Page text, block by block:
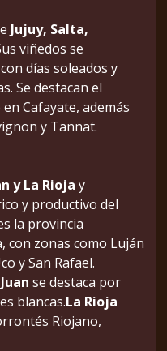
Jujuy, Salta,
viñedos se
días soleados y
Se destacan el
Cafayate, además
y Tannat.
y La Rioja y
y productivo del
la provincia
con zonas como Luján
y San Rafael.
se destaca por
blancas.La Rioja
Riojano,